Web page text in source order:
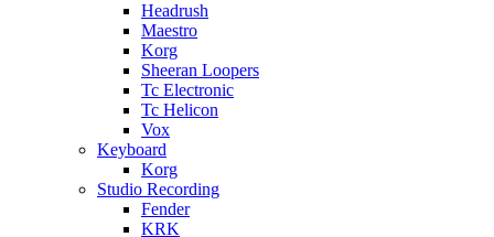
Headrush
Maestro
Korg
Sheeran Loopers
Tc Electronic
Tc Helicon
Vox
Keyboard
Korg
Studio Recording
Fender
KRK